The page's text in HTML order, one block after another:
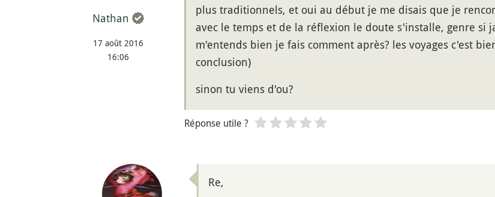
Nathan
17 août 2016
16:06
plus traditionnels, et oui au début je me disais que je
avec le temps et de la réflexion le doute s'installe, genre si
m'entends bien je fais comment après? les voyages c'est
conclusion)
sinon tu viens d'ou?
Réponse utile ?
Re,